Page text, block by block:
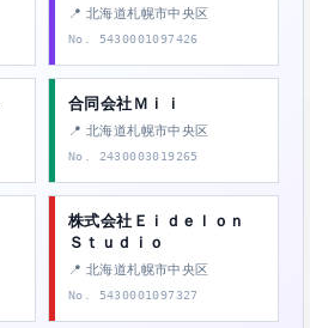
📍 北海道札幌市中央区
No. 5430001097426
合同会社Ｍｉｉ
📍 北海道札幌市中央区
No. 2430003019265
株式会社Ｅｉｄｅｌｏｎ
Ｓｔｕｄｉｏ
📍 北海道札幌市中央区
No. 5430001097327